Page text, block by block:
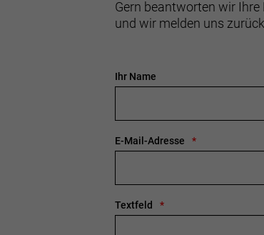
Gern beantworten wir
und wir melden uns zurück
Ihr Name
E-Mail-Adresse
Textfeld